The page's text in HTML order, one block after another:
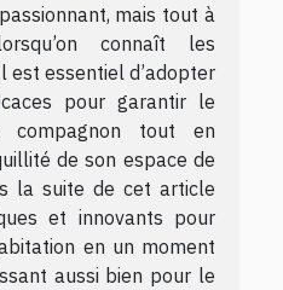
mais tout à
connaît les
est essentiel d’adopter
pour garantir le
compagnon tout en
de son espace de
la suite de cet article
et innovants pour
en un moment
aussi bien pour le